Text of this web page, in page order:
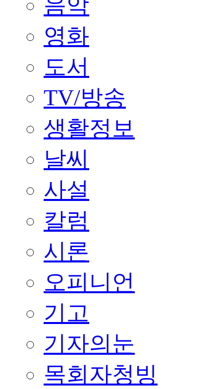
음악
영화
도서
TV/방송
생활정보
날씨
사설
칼럼
시론
오피니언
기고
기자의눈
목회자청빙